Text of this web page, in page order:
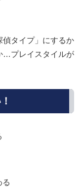
偵タイプ」にするか
…プレイスタイルが
る